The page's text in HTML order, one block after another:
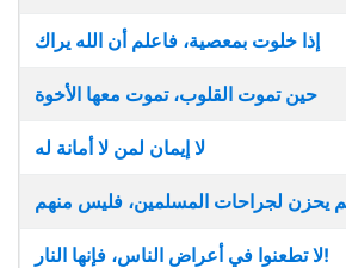
إذا خلوت بمعصية، فاعلم أن الله يراك
حين تموت القلوب، تموت معها الأخوة
لا إيمان لمن لا أمانة له
يحزن لجراحات المسلمين، فليس منهم
لا تطعنوا في أعراض الناس، فإنها النار!